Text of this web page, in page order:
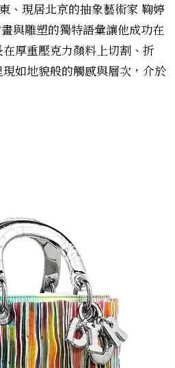
、現居北京的抽象藝術家 鞠婷
與雕塑的獨特語彙讓他成功在
厚重壓克力顏料上切割、折
如地貌般的觸感與層次，介於